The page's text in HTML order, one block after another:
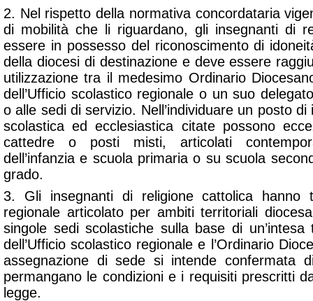
2. Nel rispetto della normativa concordataria
di mobilità che li riguardano, gli insegnanti di
essere in possesso del riconoscimento di
della diocesi di destinazione e deve essere
utilizzazione tra il medesimo Ordinario
dell’Ufficio scolastico regionale o un suo
o alle sedi di servizio. Nell’individuare un posto
scolastica ed ecclesiastica citate possono
cattedre o posti misti, articolati
dell’infanzia e scuola primaria o su scuola
grado.
3. Gli insegnanti di religione cattolica hanno
regionale articolato per ambiti territoriali
singole sedi scolastiche sulla base di
dell’Ufficio scolastico regionale e l’Ordinario
assegnazione di sede si intende confermata
permangano le condizioni e i requisiti prescritti
legge.